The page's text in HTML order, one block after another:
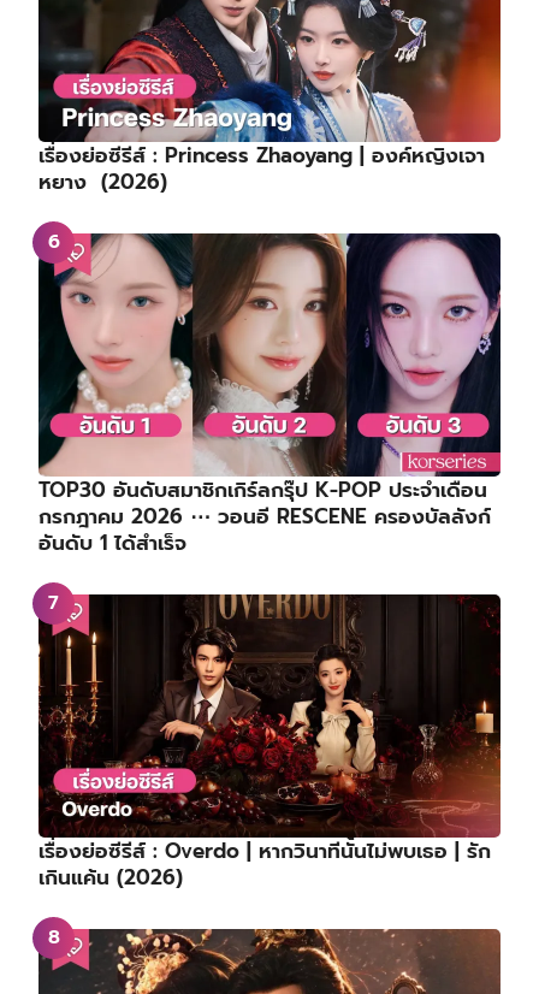
เรื่องย่อซีรีส์ : Princess Zhaoyang | องค์หญิงเจา
หยาง (2026)
TOP30 อันดับสมาชิกเกิร์ลกรุ๊ป K-POP ประจำเดือน
กรกฎาคม 2026 ⋯ วอนอี RESCENE ครองบัลลังก์
อันดับ 1 ได้สำเร็จ
เรื่องย่อซีรีส์ : Overdo | หากวินาทีนั้นไม่พบเธอ | รัก
เกินแค้น (2026)